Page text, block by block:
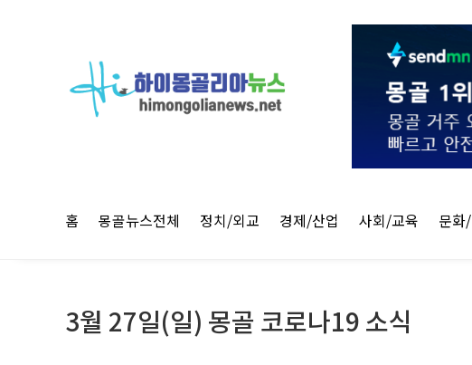
홈 몽골뉴스전체 정치/외교 경제/산업 사회/교육 문화
3월 27일(일) 몽골 코로나19 소식